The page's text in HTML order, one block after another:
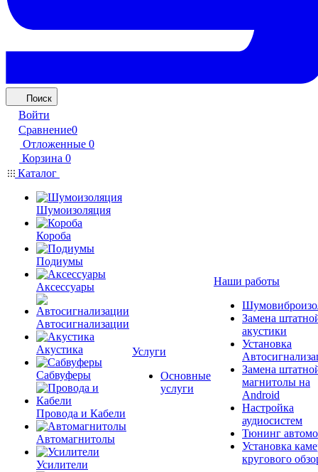
Поиск
Войти
Сравнение0
Отложенные 0
Корзина 0
Каталог
Шумоизоляция
Короба
Подиумы
Аксессуары
Автосигнализации
Акустика
Сабвуферы
Провода и Кабели
Автомагнитолы
Усилители
Услуги
Основные
услуги
Наши работы
Замена
акустики
Установка
Замена
магнитолы на
Android
Настройка
аудиосистем
Тюнинг
Установка
кругового